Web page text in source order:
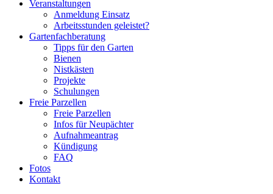
Veranstaltungen
Anmeldung Einsatz
Arbeitsstunden geleistet?
Gartenfachberatung
Tipps für den Garten
Bienen
Nistkästen
Projekte
Schulungen
Freie Parzellen
Freie Parzellen
Infos für Neupächter
Aufnahmeantrag
Kündigung
FAQ
Fotos
Kontakt